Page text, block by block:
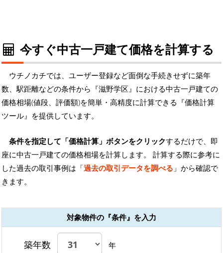
今すぐ中古一戸建て価格を計算する
ウチノカチでは、ユーザー登録など面倒な手続きせずに築年
数、駅距離などの条件から『滋野学区』における中古一戸建ての
価格相場(値段、評価額)を簡単・高精度に計算できる『価格計算
ツール』を提供しています。
条件を指定して「価格計算」ボタンをクリックするだけで、即
座に中古一戸建ての価格相場を計算します。 計算する際に参考に
した過去の取引事例は「過去の取引データを調べる 」から確認で
きます。
対象物件の『条件』を入力
築年数 年